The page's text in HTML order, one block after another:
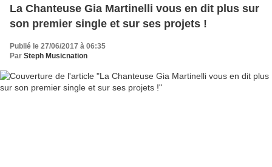
La Chanteuse Gia Martinelli vous en dit plus sur
son premier single et sur ses projets !
Publié le 27/06/2017 à 06:35
Par Steph Musicnation